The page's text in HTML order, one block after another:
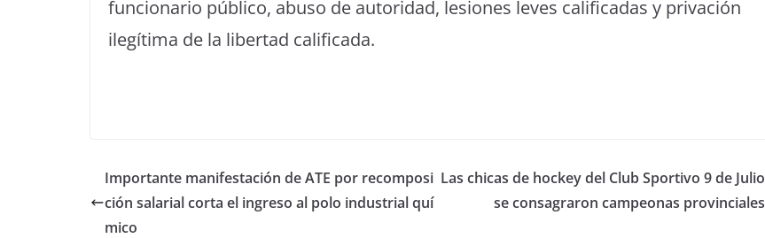
funcionario público, abuso de autoridad, lesiones leves calificadas y privación
ilegítima de la libertad calificada.
Importante manifestación de ATE por recomposi
ción salarial corta el ingreso al polo industrial quí
mico
Las chicas de hockey del Club Sportivo 9 de Julio
se consagraron campeonas provinciales